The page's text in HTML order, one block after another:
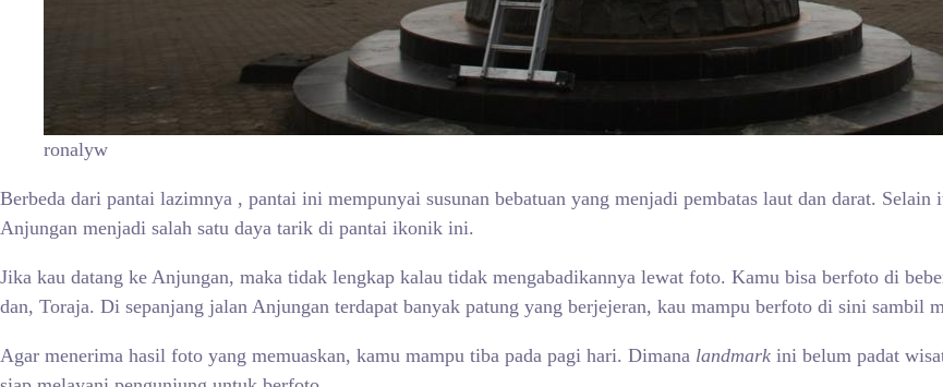
ronalyw
Berbeda dari pantai lazimnya , pantai ini mempunyai susunan bebatuan yang menjadi pembatas laut dan darat.
Anjungan menjadi salah satu daya tarik di pantai ikonik ini.
Jika kau datang ke Anjungan, maka tidak lengkap kalau tidak mengabadikannya lewat foto. Kamu bisa berfoto di
dan, Toraja. Di sepanjang jalan Anjungan terdapat banyak patung yang berjejeran, kau mampu berfoto di sini sambil
Agar menerima hasil foto yang memuaskan, kamu mampu tiba pada pagi hari. Dimana landmark ini belum padat